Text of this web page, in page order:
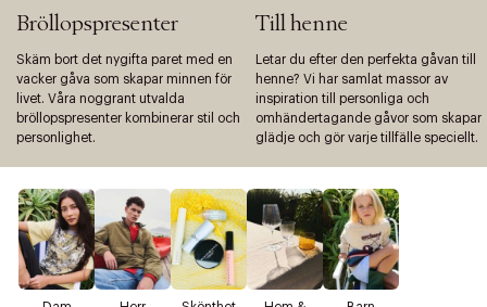
Bröllopspresenter
Skäm bort det nygifta paret med en
vacker gåva som skapar minnen för
livet. Våra noggrant utvalda
bröllopspresenter kombinerar stil och
personlighet.
Till henne
Letar du efter den perfekta gåvan till
henne? Vi har samlat massor av
inspiration till personliga och
omhändertagande gåvor som skapar
glädje och gör varje tillfälle speciellt.